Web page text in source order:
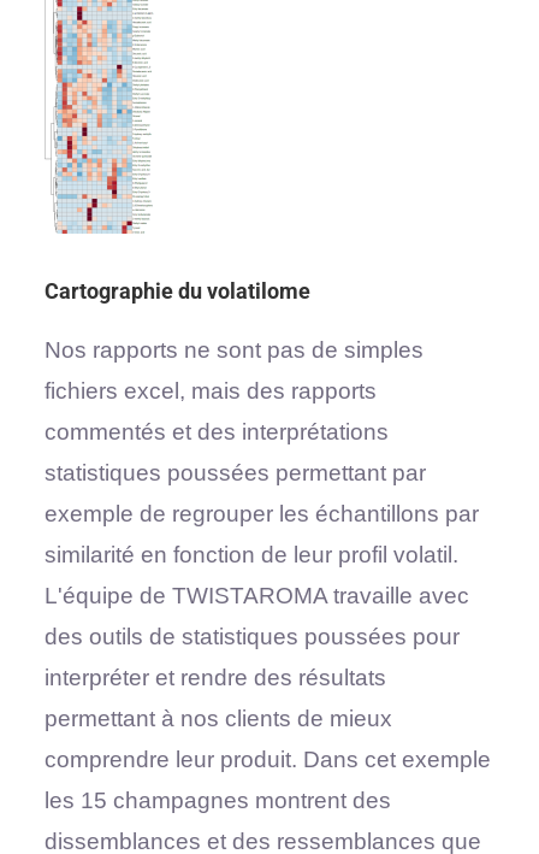
Cartographie du volatilome
Nos rapports ne sont pas de simples
fichiers excel, mais des rapports
commentés et des interprétations
statistiques poussées permettant par
exemple de regrouper les échantillons par
similarité en fonction de leur profil volatil.
L'équipe de TWISTAROMA travaille avec
des outils de statistiques poussées pour
interpréter et rendre des résultats
permettant à nos clients de mieux
comprendre leur produit. Dans cet exemple
les 15 champagnes montrent des
dissemblances et des ressemblances que